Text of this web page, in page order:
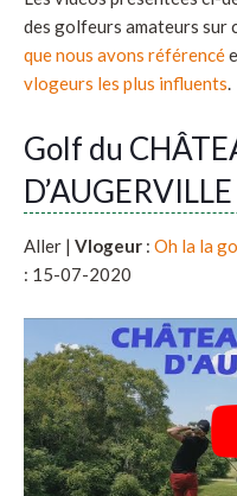
des golfeurs amateurs sur
que nous avons référencé
vlogeurs les plus influents.
Golf du
Aller | Vlogeur : Oh la la
: 15-07-2020